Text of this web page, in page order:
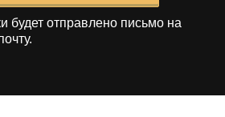
будет отправлено письмо на